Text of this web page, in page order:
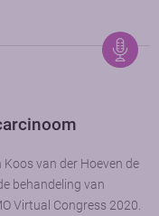
van der Hoeven de
behandeling van
Virtual Congress 2020.